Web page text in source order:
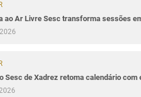
ao Ar Livre Sesc transforma sessões
Sesc de Xadrez retoma calendário com